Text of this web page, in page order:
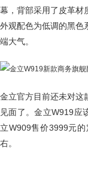
幕，背部采用了皮革材
外观配色为低调的黑色
端大气。
金立官方目前还未对这
见面了。金立W919应
立W909售价3999元
右。